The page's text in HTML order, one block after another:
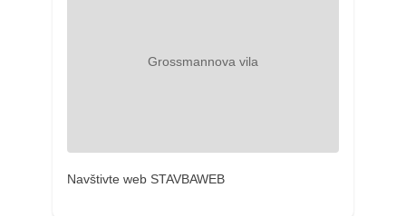
Navštivte web STAVBAWEB